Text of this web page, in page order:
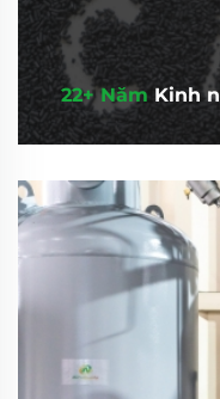
22+ Năm Kinh